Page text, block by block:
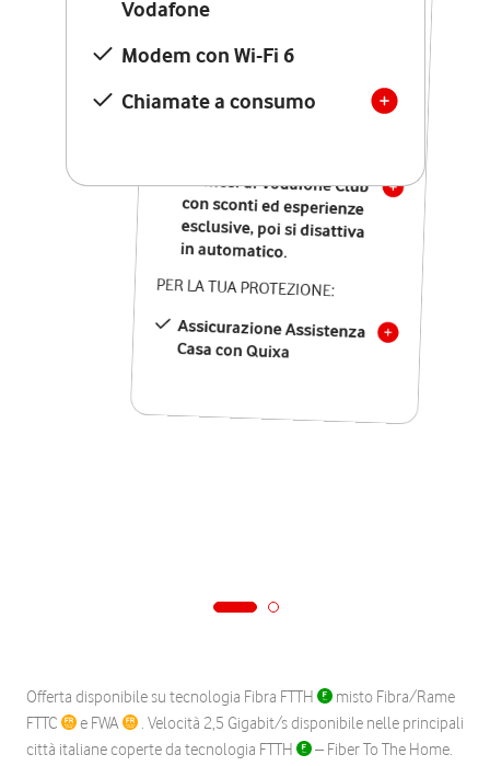
Vodafone
Modem con Wi-Fi 6
Chiamate a consumo
Modem Seven con Wi-Fi 7
Chiamate illimitate verso
numeri fissi e mobili
nazionali
12 mesi di Vodafone Club
con sconti ed esperienze
esclusive, poi si disattiva
in automatico.
PER LA TUA PROTEZIONE:
Assicurazione Assistenza
Casa con Quixa
Offerta disponibile su tecnologia Fibra FTTH
misto Fibra/Rame
FTTC
e FWA
. Velocità 2,5 Gigabit/s disponibile nelle principali
città italiane coperte da tecnologia FTTH
– Fiber To The Home.